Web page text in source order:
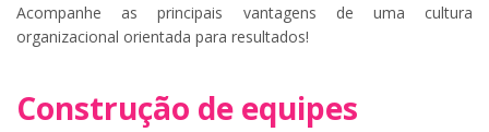
Acompanhe as principais vantagens de uma cultura
organizacional orientada para resultados!
Construção de equipes